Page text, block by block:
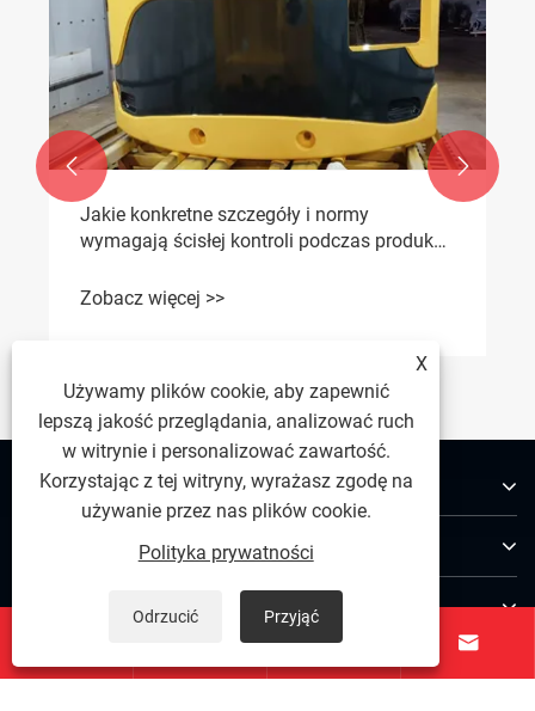
Jakie konkretne szczegóły i normy
wymagają ścisłej kontroli podczas produkcji
żeliwnych przeciwwag do koparek
Zobacz więcej >>
 
O nas
Skontaktuj się z nami
PODĄŻAJ ZA NAMI
 
X
Używamy plików cookie, aby zapewnić
lepszą jakość przeglądania, analizować ruch
w witrynie i personalizować zawartość.
Korzystając z tej witryny, wyrażasz zgodę na
używanie przez nas plików cookie.
Polityka prywatności
Odrzucić Przyjąć